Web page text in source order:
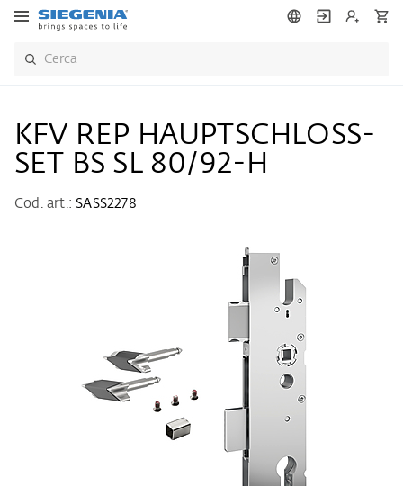
KFV REP HAUPTSCHLOSS-
SET BS SL 80/92-H
Cod. art.: SASS2278